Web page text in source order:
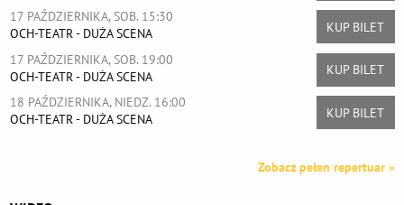
17 PAŹDZIERNIKA, SOB. 15:30
OCH-TEATR - DUŻA SCENA
KUP BILET
17 PAŹDZIERNIKA, SOB. 19:00
OCH-TEATR - DUŻA SCENA
KUP BILET
18 PAŹDZIERNIKA, NIEDZ. 16:00
OCH-TEATR - DUŻA SCENA
KUP BILET
Zobacz pełen repertuar »